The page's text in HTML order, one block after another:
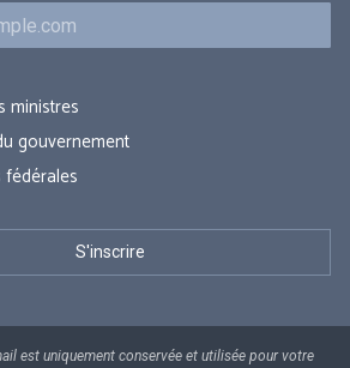
ministres
gouvernement
est uniquement conservée et utilisée pour votre